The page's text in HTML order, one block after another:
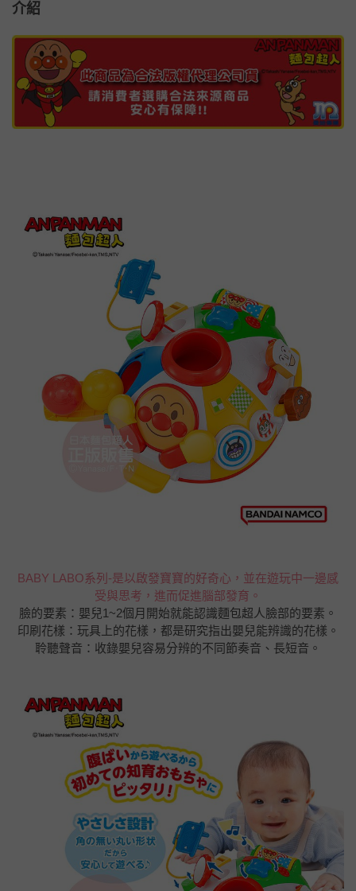
介紹
BABY LABO系列-是以啟發寶寶的好奇心，並在遊玩中一邊感
受與思考，進而促進腦部發育。
臉的要素：嬰兒1~2個月開始就能認識麵包超人臉部的要素。
印刷花樣：玩具上的花樣，都是研究指出嬰兒能辨識的花樣。
聆聽聲音：收錄嬰兒容易分辨的不同節奏音、長短音。